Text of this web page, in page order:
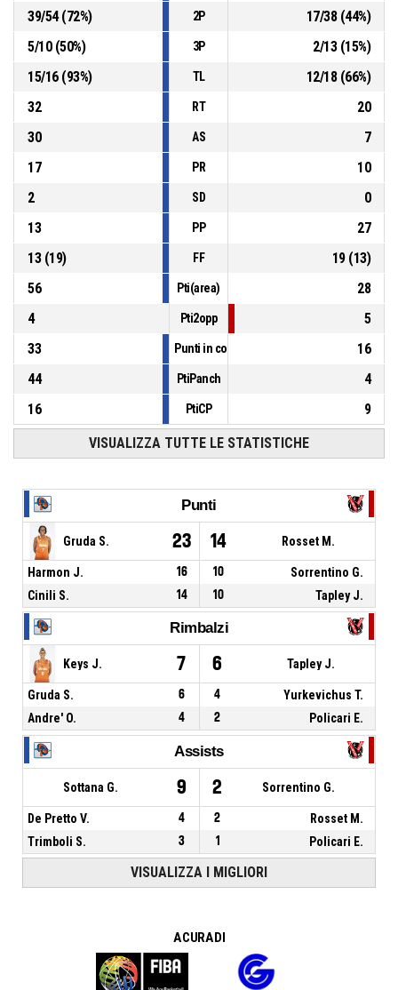
P4 00:51 4, Tapley J. , Infrazione di campo
39/54(72%) 2P 17/38(44%)
5/10(50%) 3P 2/13(15%)
15/16(93%) TL 12/18(66%)
32
RT
20
30
AS
7
17
PR
10
2
SD
0
13
PP
27
13(19) FF 19(13)
56
Pti(area)
28
4
Pti2opp
5
33
Punti in contropiede
16
44
PtiPanch
4
16
PtiCP 9
VISUALIZZA TUTTE LE STATISTICHE
Punti
Gruda S. 23 14 Rosset M.
Harmon J. 16 10
Sorrentino G.
Cinili S.
14 10 Tapley J.
Rimbalzi
Keys J. 7 6 Tapley J.
Gruda S. 6 4
Yurkevichus T.
Andre' O.
4 2 Policari E.
Assists
Sottana G. 9 2 Sorrentino G.
De Pretto V. 4 2
Rosset M.
Trimboli S.
3 1 Policari E.
VISUALIZZA I MIGLIORI
A CURA DI